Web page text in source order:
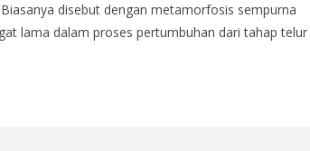
disebut dengan metamorfosis sempurna
lama dalam proses pertumbuhan dari tahap telur